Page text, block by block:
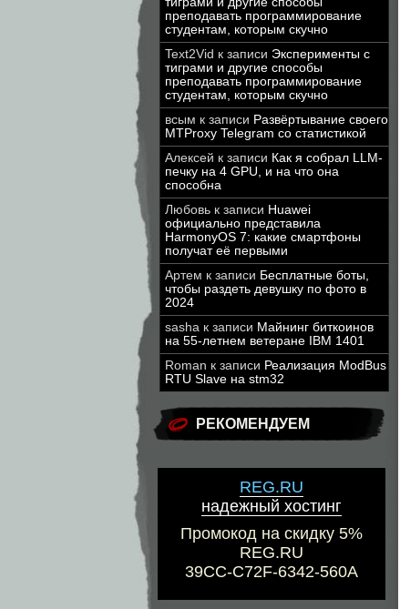
преподавать программирование
студентам, которым скучно
Text2Vid к записи Эксперименты с
тиграми и другие способы
преподавать программирование
студентам, которым скучно
всым к записи Развёртывание своего
MTProxy Telegram со статистикой
Алексей к записи Как я собрал LLM-
печку на 4 GPU, и на что она
способна
Любовь к записи Huawei
официально представила
HarmonyOS 7: какие смартфоны
получат её первыми
Артем к записи Бесплатные боты,
чтобы раздеть девушку по фото в
2024
sasha к записи Майнинг биткоинов
на 55-летнем ветеране IBM 1401
Roman к записи Реализация ModBus
RTU Slave на stm32
РЕКОМЕНДУЕМ
REG.RU
надежный хостинг
Промокод на скидку 5%
REG.RU
39CC-C72F-6342-560A